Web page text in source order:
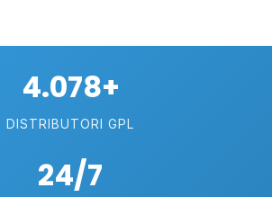
4.078+
DISTRIBUTORI GPL
24/7